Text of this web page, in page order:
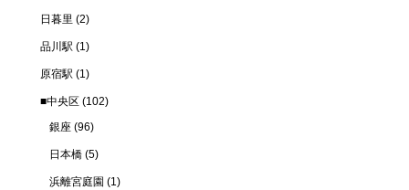
日暮里 (2)
品川駅 (1)
原宿駅 (1)
■中央区 (102)
銀座 (96)
日本橋 (5)
浜離宮庭園 (1)